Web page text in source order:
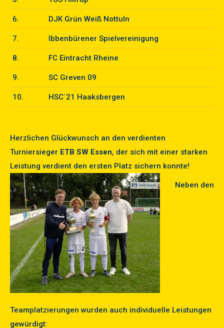
6. DJK Grün Weiß Nottuln
7. Ibbenbürener Spielvereinigung
8. FC Eintracht Rheine
9. SC Greven 09
10. HSC`21 Haaksbergen
Herzlichen Glückwunsch an den verdienten
Turniersieger ETB SW Essen, der sich mit einer starken
Leistung verdient den ersten Platz sichern konnte!
Neben den
Teamplatzierungen wurden auch individuelle Leistungen
gewürdigt: